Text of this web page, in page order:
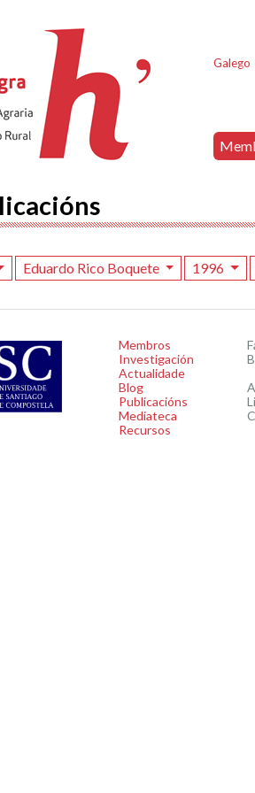
Galego
Eduardo Rico Boquete 1996
Membros
Investigación
Actualidade
Blog
Publicacións
Mediateca
Recursos